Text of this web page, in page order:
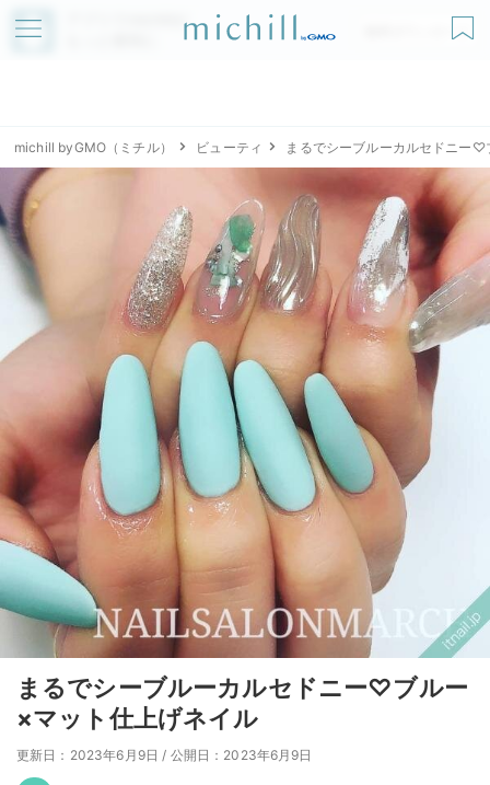
アプリでmichillが
無料ダウンロード
michill byGMO（ミチル） ビューティ まるでシーブルーカルセドニー
まるでシーブルーカルセドニー♡ブルー
×マット仕上げネイル
更新日：2023年6月9日 / 公開日：2023年6月9日